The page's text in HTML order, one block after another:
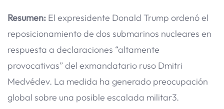
Resumen: El expresidente Donald Trump ordenó el
reposicionamiento de dos submarinos nucleares en
respuesta a declaraciones “altamente
provocativas” del exmandatario ruso Dmitri
Medvédev. La medida ha generado preocupación
global sobre una posible escalada militar3.